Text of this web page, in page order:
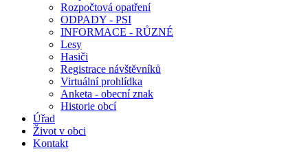
Rozpočtová opatření
ODPADY - PSI
INFORMACE - RŮZNÉ
Lesy
Hasiči
Registrace návštěvníků
Virtuální prohlídka
Anketa - obecní znak
Historie obcí
Úřad
Život v obci
Kontakt